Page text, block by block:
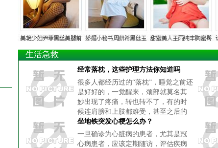
生活急救
经常落枕，这些护理方法你知道吗
很多人都经历过的“落枕”，睡觉之前还
是好好的，一觉醒来，颈部就莫名其
妙出现了疼痛，转也转不了，有的时
候连肩膀和上肢都难受，甚至之后的
几天脖子也一直处于僵硬状态和持续
疼痛中。是什么引起落枕呢？
坐地铁突发心梗怎么办？
一旦确诊为心脏病的患者，尤其是冠
心病患者，应该定期随访，评估疾病